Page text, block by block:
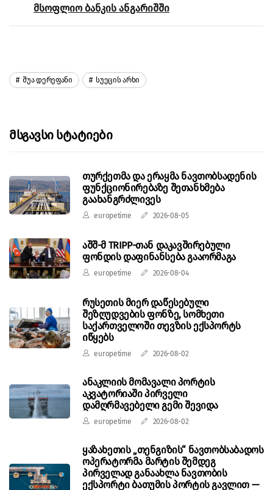
მსოფლიო ბანკის ანგარიშში
Შუა Დერეფანი Სუეცის Არხი
Მსგავსი Სტატიები
თურქეთმა და ერაყმა ნავთობსადენის
ფუნქციონირებაზე შეთანხმება
გაახანგრძლივეს
europetime 2026-08-05
აშშ-მ TRIPP-თან დაკავშირებული
ფონდის დაფინანსება გააორმაგა
europetime 2026-08-04
რუსეთის მიერ დაწესებული
შეზღუდვების ფონზე, სომხეთი
საქართველოში თევზის ექსპორტს
იწყებს
europetime 2026-08-02
ანაკლიის მომავალი პორტის
აკვატორიაში პირველი
დამღრმავებელი გემი შევიდა
europetime 2026-08-02
ყაზახეთის „თენგიზის“ ნავთობსაბადოს
ოპერატორმა მარტის შემდეგ
პირველად განაახლა ნავთობის
ექსპორტი ბათუმის პორტის გავლით —